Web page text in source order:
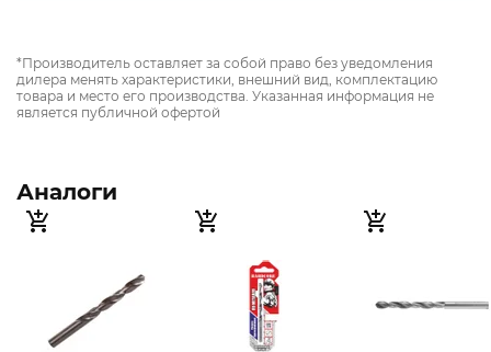
*Производитель оставляет за собой право без уведомления
дилера менять характеристики, внешний вид, комплектацию
товара и место его производства. Указанная информация не
является публичной офертой
Аналоги